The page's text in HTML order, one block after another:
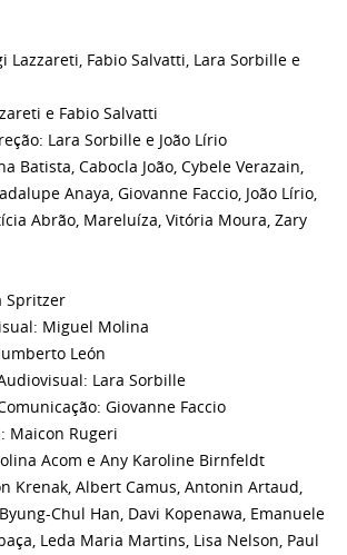
Lazzareti, Fabio Salvatti, Lara Sorbille e
e Fabio Salvatti
Lara Sorbille e João Lírio
Batista, Cabocla João, Cybele Verazain,
Anaya, Giovanne Faccio, João Lírio,
Abrão, Mareluíza, Vitória Moura, Zary
Spritzer
Miguel Molina
León
Lara Sorbille
Giovanne Faccio
Maicon Rugeri
Acom e Any Karoline Birnfeldt
Krenak, Albert Camus, Antonin Artaud,
Chul Han, Davi Kopenawa, Emanuele
Leda Maria Martins, Lisa Nelson, Paul